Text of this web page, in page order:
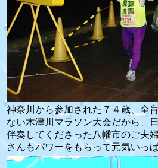
神奈川から参加された７４歳、全
ない木津川マラソン大会だから、
伴奏してくださった八幡市のご夫
さんもパワーをもらって元気いっ